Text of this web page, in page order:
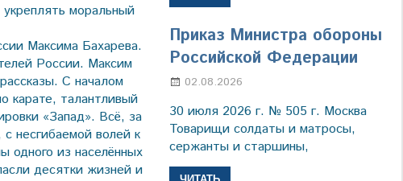
моральный
Максима Бахарева.
России. Максим
С началом
карате, талантливый
«Запад». Всё, за
несгибаемой волей к
одного из населённых
десятки жизней и
Приказ Министра обороны
Российской Федерации
02.08.2026
30 июля 2026 г. № 505 г. Москва
Товарищи солдаты и матросы,
сержанты и старшины,